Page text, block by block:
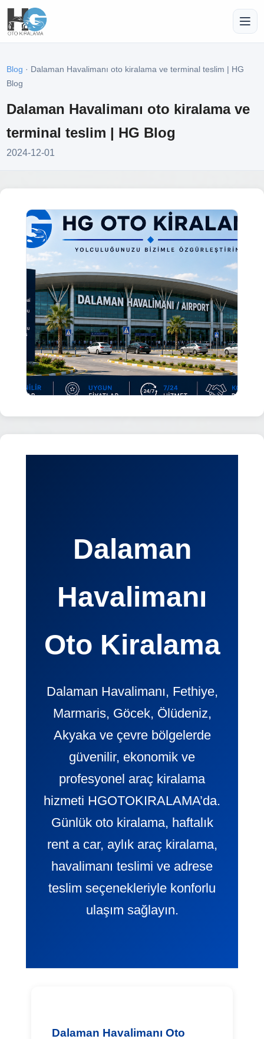
Blog · Dalaman Havalimanı oto kiralama ve terminal teslim | HG
Blog
Dalaman Havalimanı oto kiralama ve
terminal teslim | HG Blog
2024-12-01
Dalaman
Havalimanı
Oto Kiralama
Dalaman Havalimanı, Fethiye,
Marmaris, Göcek, Ölüdeniz,
Akyaka ve çevre bölgelerde
güvenilir, ekonomik ve
profesyonel araç kiralama
hizmeti HGOTOKIRALAMA’da.
Günlük oto kiralama, haftalık
rent a car, aylık araç kiralama,
havalimanı teslimi ve adrese
teslim seçenekleriyle konforlu
ulaşım sağlayın.
Dalaman Havalimanı Oto